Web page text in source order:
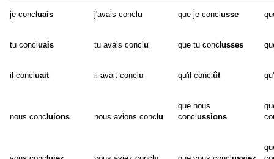
je concl uais j'avais concl u que je concl usse
tu concl uais tu avais concl u que tu concl usses
il concl uait il avait concl u qu'il concl ût
nous concl uions nous avions concl u
que nous
concl ussions